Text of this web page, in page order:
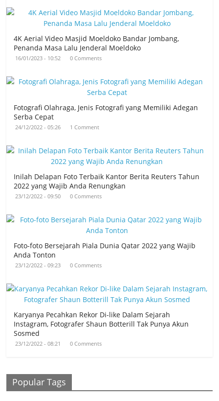
4K Aerial Video Masjid Moeldoko Bandar Jombang,
Penanda Masa Lalu Jenderal Moeldoko
16/01/2023 - 10:52 0 Comments
Fotografi Olahraga, Jenis Fotografi yang Memiliki Adegan
Serba Cepat
24/12/2022 - 05:26 1 Comment
Inilah Delapan Foto Terbaik Kantor Berita Reuters Tahun
2022 yang Wajib Anda Renungkan
23/12/2022 - 09:50 0 Comments
Foto-foto Bersejarah Piala Dunia Qatar 2022 yang Wajib
Anda Tonton
23/12/2022 - 09:23 0 Comments
Karyanya Pecahkan Rekor Di-like Dalam Sejarah
Instagram, Fotografer Shaun Botterill Tak Punya Akun
Sosmed
23/12/2022 - 08:21 0 Comments
Popular Tags